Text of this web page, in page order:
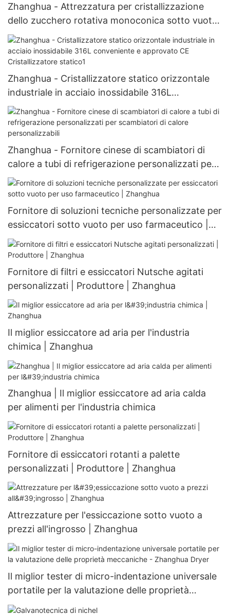
Zhanghua - Attrezzatura per cristallizzazione
dello zucchero rotativa monoconica sotto vuoto
in acciaio inossidabile ad alta efficienza e
risparmio energetico Cristallizzatore rotativo
monoconico
Zhanghua - Cristallizzatore statico orizzontale
industriale in acciaio inossidabile 316L
conveniente e approvato CE Cristallizzatore
statico1
Zhanghua - Fornitore cinese di scambiatori di
calore a tubi di refrigerazione personalizzati per
scambiatori di calore personalizzabili
Fornitore di soluzioni tecniche personalizzate per
essiccatori sotto vuoto per uso farmaceutico |
Zhanghua
Fornitore di filtri e essiccatori Nutsche agitati
personalizzati | Produttore | Zhanghua
Il miglior essiccatore ad aria per l'industria
chimica | Zhanghua
Zhanghua | Il miglior essiccatore ad aria calda
per alimenti per l'industria chimica
Fornitore di essiccatori rotanti a palette
personalizzati | Produttore | Zhanghua
Attrezzature per l'essiccazione sotto vuoto a
prezzi all'ingrosso | Zhanghua
Il miglior tester di micro-indentazione universale
portatile per la valutazione delle proprietà
meccaniche - Zhanghua Dryer